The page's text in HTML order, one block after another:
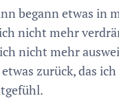
begann etwas in
nicht mehr
nicht mehr
zurück, das